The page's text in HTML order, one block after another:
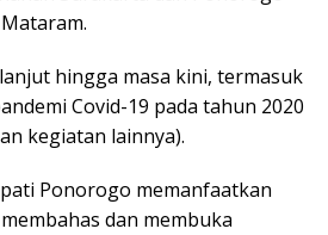
hingga masa kini, termasuk
Covid-19 pada tahun 2020
kegiatan lainnya).
Ponorogo memanfaatkan
dan membuka